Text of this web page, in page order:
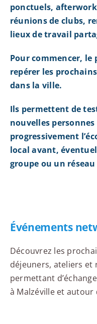
ponctuels,
réunions de clubs,
lieux de travail
Pour commencer, le
repérer les
dans la ville.
Ils permettent de
nouvelles
progressivement
local avant,
groupe ou un
Événements
Découvrez les
déjeuners, ateliers et
permettant
à Malzéville et autour